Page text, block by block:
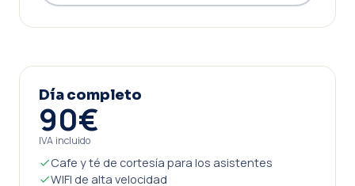
Día completo
90€
IVA incluido
Cafe y té de cortesía para los asistentes
WIFI de alta velocidad